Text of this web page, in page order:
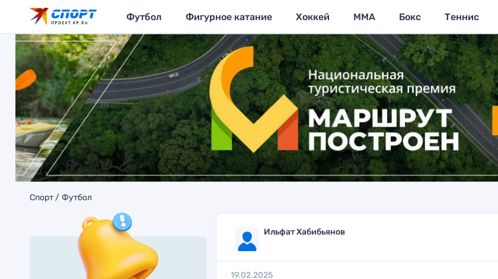
Футбол Фигурное катание Хоккей MMA Бокс Теннис
Спорт Футбол
Ильфат Хабибьянов
19.02.2025